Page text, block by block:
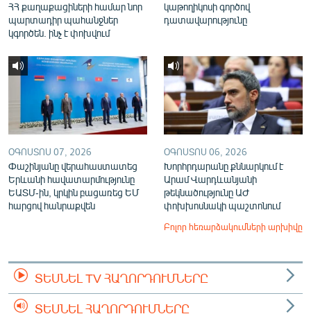
ՀՀ քաղաքացիների համար նոր
պարտադիր պահանջներ
կգործեն. ինչ է փոխվում
կաթողիկոսի գործով
դատավարությունը
ՕԳՈՍՏՈՍ 07, 2026
Փաշինյանը վերահաստատեց
Երևանի հավատարմությունը
ԵԱՏՄ-ին, կրկին բացառեց ԵՄ
հարցով հանրաքվեն
ՕԳՈՍՏՈՍ 06, 2026
Խորհրդարանը քննարկում է
Արամ Վարդևանյանի
թեկնածությունը ԱԺ
փոխխոսնակի պաշտոնում
Բոլոր հեռարձակումների արխիվը
ՏԵՍՆԵԼ TV ՀԱՂՈՐԴՈՒՄՆԵՐԸ
ՏԵՍՆԵԼ ՀԱՂՈՐԴՈՒՄՆԵՐԸ